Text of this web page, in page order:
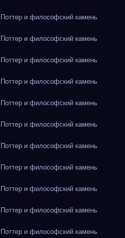
и философский камень
и философский камень
и философский камень
и философский камень
и философский камень
и философский камень
и философский камень
и философский камень
и философский камень
и философский камень
и философский камень